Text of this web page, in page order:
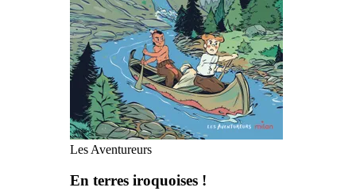
Les Aventureurs
En terres iroquoises !